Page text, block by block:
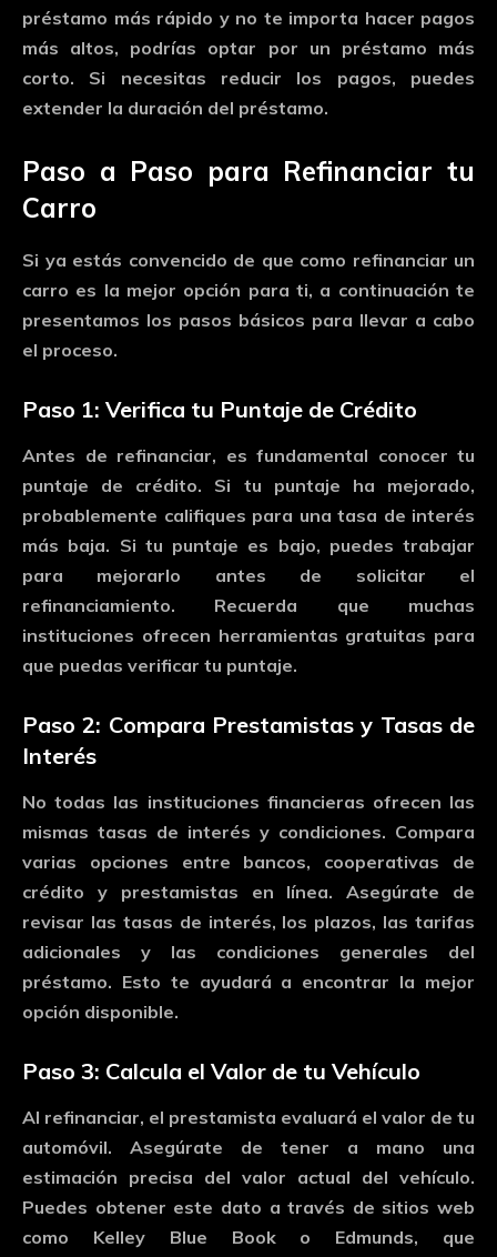
préstamo más rápido y no te importa hacer pagos
más altos, podrías optar por un préstamo más
corto. Si necesitas reducir los pagos, puedes
extender la duración del préstamo.
Paso a Paso para Refinanciartu
Carro
Si ya estás convencido de que como refinanciar un
carro es la mejor opción parati, a continuaciónte
presentamos los pasos básicos para llevar a cabo
el proceso.
Paso 1: Verifica tu Puntaje de Crédito
Antes de refinanciar, es fundamental conocer tu
puntaje de crédito. Si tu puntaje ha mejorado,
probablemente califiques para una tasa de interés
más baja. Si tu puntaje es bajo, puedes trabajar
para mejorarlo antes de solicitar el
refinanciamiento. Recuerda que muchas
instituciones ofrecen herramientas gratuitas para
que puedas verificar tu puntaje.
Paso2: Compara Prestamistasy Tasas de
Interés
Notodas las instituciones financieras ofrecen las
mismas tasas de interés y condiciones. Compara
varias opciones entre bancos, cooperativas de
crédito y prestamistas en línea.Asegúrate de
revisar las tasas de interés, los plazos, las tarifas
adicionales y las condiciones generales del
préstamo. Esto te ayudará a encontrar la mejor
opción disponible.
Paso 3: Calcula el Valor de tu Vehículo
Al refinanciar, el prestamista evaluará el valor de tu
automóvil. Asegúrate de tener a mano una
estimación precisa del valor actual del vehículo.
Puedes obtener este dato através de sitios web
como Kelley Blue Book o Edmunds, que